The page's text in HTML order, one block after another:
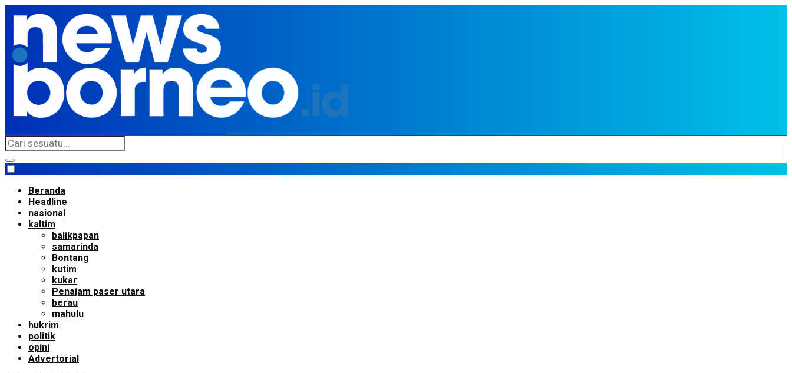
Beranda
Headline
nasional
kaltim
balikpapan
samarinda
Bontang
kutim
kukar
Penajam paser utara
berau
mahulu
hukrim
politik
opini
Advertorial